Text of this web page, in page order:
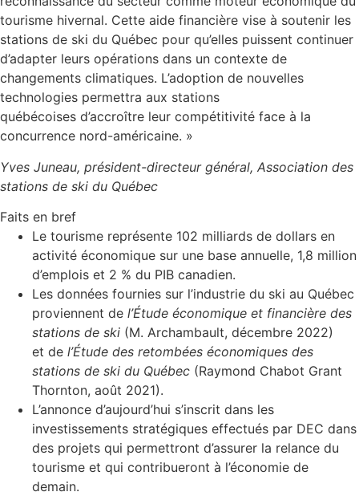
tourisme hivernal. Cette aide financière vise à soutenir les
stations de ski du Québec pour qu’elles puissent continuer
d’adapter leurs opérations dans un contexte de
changements climatiques. L’adoption de nouvelles
technologies permettra aux stations
québécoises d’accroître leur compétitivité face à la
concurrence nord-américaine. »
Yves Juneau, président-directeur général, Association des
stations de ski du Québec
Faits en bref
Le tourisme représente 102 milliards de dollars en
activité économique sur une base annuelle, 1,8 million
d’emplois et 2 % du PIB canadien.
Les données fournies sur l’industrie du ski au Québec
proviennent de l’Étude économique et financière des
stations de ski (M. Archambault, décembre 2022)
et de l’Étude des retombées économiques des
stations de ski du Québec (Raymond Chabot Grant
Thornton, août 2021).
L’annonce d’aujourd’hui s’inscrit dans les
investissements stratégiques effectués par DEC dans
des projets qui permettront d’assurer la relance du
tourisme et qui contribueront à l’économie de
demain.